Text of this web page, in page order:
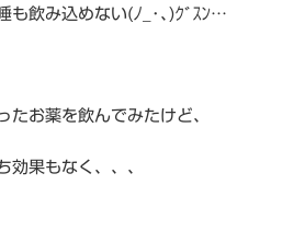
も飲み込めない(ﾉ_･､)ｸﾞｽﾝ…
たお薬を飲んでみたけど、
効果もなく、、、